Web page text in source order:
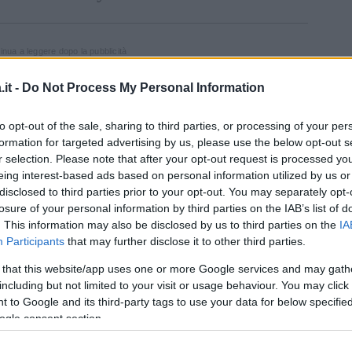
- Do Not Process My Personal Information
opt-out of the sale, sharing to third parties, or processing of your
for targeted advertising by us, please use the below opt-out
selection. Please note that after your opt-out request is processed
interest-based ads based on personal information utilized by us
to third parties prior to your opt-out. You may separately
of your personal information by third parties on the IAB’s list of
This information may also be disclosed by us to third parties on the
Participants that may further disclose it to other third parties.
that this website/app uses one or more Google services and may
but not limited to your visit or usage behaviour. You may
to Google and its third-party tags to use your data for below
consent section.
nelle profondità deldesertoe ha
creatura millenaria che è sepolta al suo
a cui nell’Antico Egittoviene sottratto
a rivendicare il suo ruolo diregina,
vendendo l’anima aSeth,ma viene catturata
Il suosarcofagoviene sepolto in
unapiscinariempita dimercurioin modo da
progetta diservirsidiMortonper